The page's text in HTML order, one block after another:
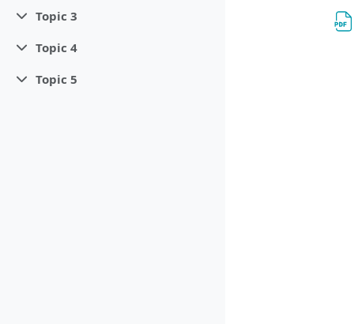
Contrair
Topic 3
Contrair
Topic 4
Contrair
Topic 5